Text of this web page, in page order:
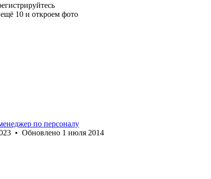
10 и откроем фото
по персоналу
• Обновлено 1 июля 2014